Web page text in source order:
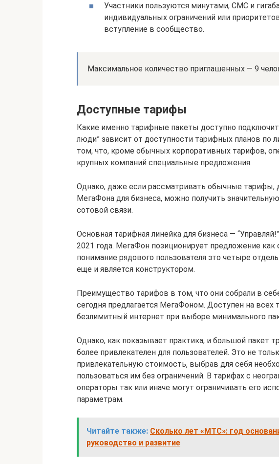
Участники пользуются минутами, СМС и
индивидуальных ограничений или
вступление в сообщество.
Максимальное количество приглашенных — 9
Доступные тарифы
Какие именно тарифные пакеты доступно
люди” зависит от доступности тарифных планов по
том, что, кроме обычных корпоративных тарифов,
крупных компаний специальные предложения.
Однако, даже если рассматривать обычные тарифы,
МегаФона для бизнеса, можно получить
сотовой связи.
Основная тарифная линейка для бизнеса —
2021 года. МегаФон позиционирует предложение
понимание рядового пользователя это четыре
еще и является конструктором.
Преимущество тарифов в том, что они собрали в
сегодня предлагается МегаФоном. Доступен на всех
безлимитный интернет при выборе минимального
Однако, как показывает практика, и большой пакет
более привлекателен для пользователей. Это не
привлекательную стоимость, выбрав для себя
пользоваться им без ограничений. В тарифах с
операторы так или иначе могут ограничивать его
параметрам.
Читайте также: Сколько лет «МТС»: год
руководство и развитие